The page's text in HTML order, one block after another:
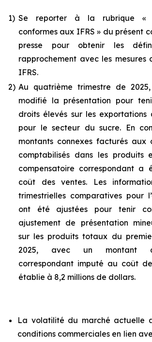
1) Se reporter à la rubrique «
conformes aux IFRS » du présent
presse pour obtenir les
rapprochement avec les mesures
IFRS.
2) Au quatrième trimestre de
modifié la présentation pour
droits élevés sur les exportations
pour le secteur du sucre. En
montants connexes facturés aux
comptabilisés dans les produits
compensatoire correspondant a
coût des ventes. Les
trimestrielles comparatives pour
ont été ajustées pour tenir
ajustement de présentation
sur les produits totaux du
2025, avec un montant
correspondant imputé au coût
établie à 8,2 millions de dollars.
La volatilité du marché actuelle
conditions commerciales en lien